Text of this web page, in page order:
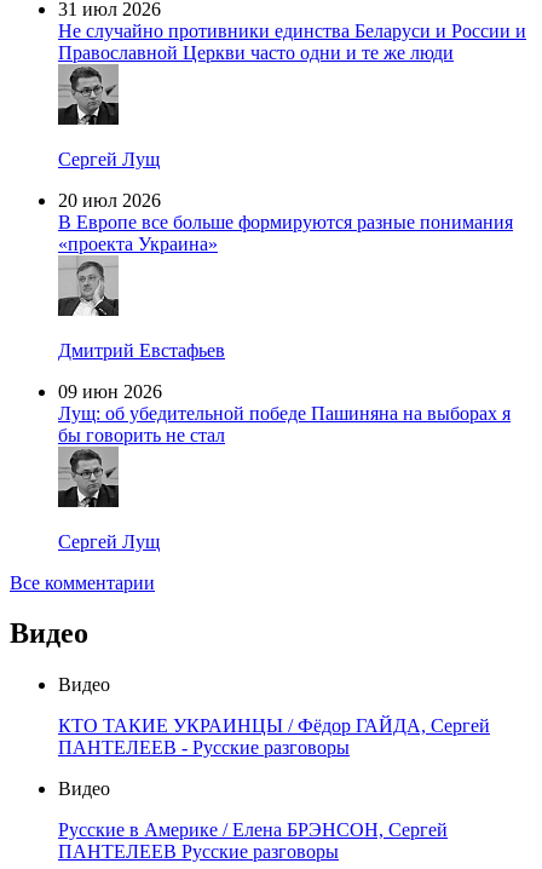
31 июл 2026
Не случайно противники единства Беларуси и России и
Православной Церкви часто одни и те же люди
Сергей Лущ
20 июл 2026
В Европе все больше формируются разные понимания
«проекта Украина»
Дмитрий Евстафьев
09 июн 2026
Лущ: об убедительной победе Пашиняна на выборах я
бы говорить не стал
Сергей Лущ
Все комментарии
Видео
Видео
КТО ТАКИЕ УКРАИНЦЫ / Фёдор ГАЙДА, Сергей
ПАНТЕЛЕЕВ - Русские разговоры
Видео
Русские в Америке / Елена БРЭНСОН, Сергей
ПАНТЕЛЕЕВ Русские разговоры